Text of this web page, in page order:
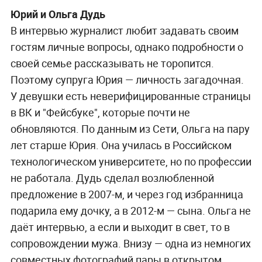
Юрий и Ольга Дудь
В интервью журналист любит задавать своим
гостям личные вопросы, однако подробности о
своей семье рассказывать не торопится.
Поэтому супруга Юрия — личность загадочная.
У девушки есть неверифицированные страницы
в ВК и "Фейсбуке", которые почти не
обновляются. По данным из Сети, Ольга на пару
лет старше Юрия. Она училась в Российском
технологическом университете, но по профессии
не работала. Дудь сделал возлюбленной
предложение в 2007-м, и через год избранница
подарила ему дочку, а в 2012-м — сына. Ольга не
даёт интервью, а если и выходит в свет, то в
сопровождении мужа. Внизу — одна из немногих